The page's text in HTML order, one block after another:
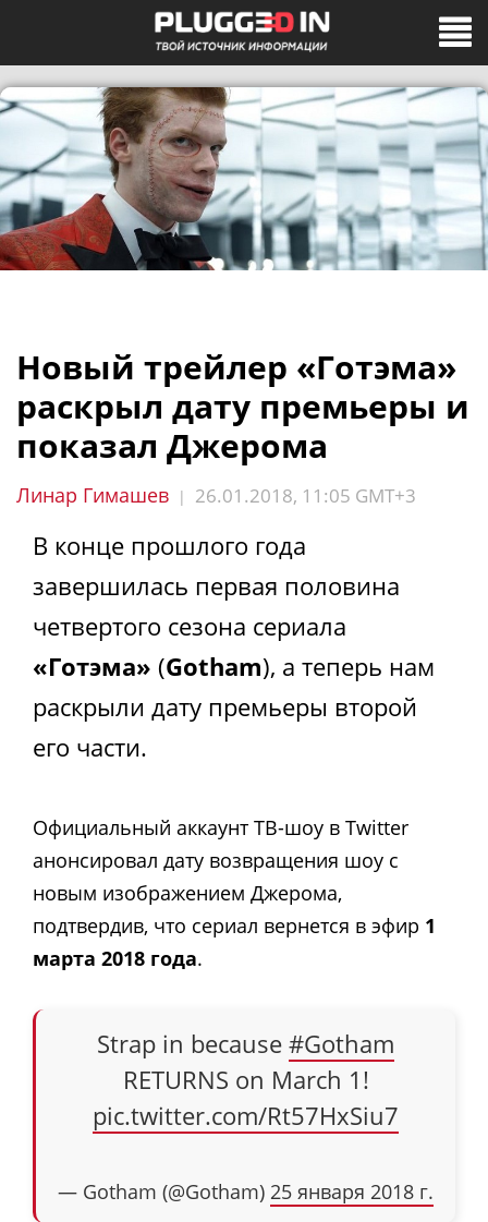
Новый трейлер «Готэма»
раскрыл дату премьеры и
показал Джерома
Линар Гимашев | 26.01.2018, 11:05 GMT+3
В конце прошлого года
завершилась первая половина
четвертого сезона сериала
«Готэма» (Gotham), а теперь нам
раскрыли дату премьеры второй
его части.
Официальный аккаунт ТВ-шоу в Twitter
анонсировал дату возвращения шоу с
новым изображением Джерома,
подтвердив, что сериал вернется в эфир 1
марта 2018 года.
Strap in because #Gotham
RETURNS on March 1!
pic.twitter.com/Rt57HxSiu7
— Gotham (@Gotham) 25 января 2018 г.